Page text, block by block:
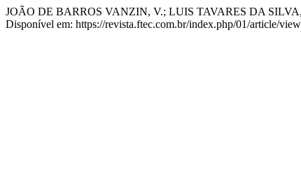
JOÃO DE BARROS VANZIN, V.; LUIS TAVARES DA SILVA,
Disponível em: https://revista.ftec.com.br/index.php/01/article/